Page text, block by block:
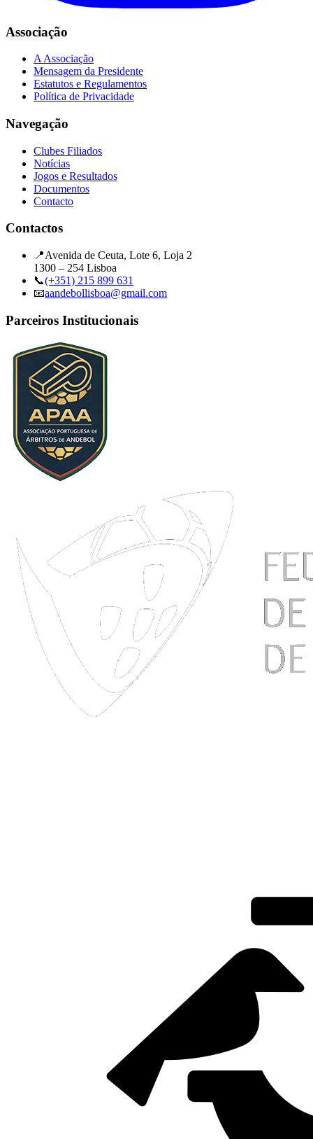
Associação
A Associação
Mensagem da Presidente
Estatutos e Regulamentos
Política de Privacidade
Navegação
Clubes Filiados
Notícias
Jogos e Resultados
Documentos
Contacto
Contactos
📍Avenida de Ceuta, Lote 6, Loja 2
1300 – 254 Lisboa
📞(+351) 215 899 631
📧aandebollisboa@gmail.com
Parceiros Institucionais